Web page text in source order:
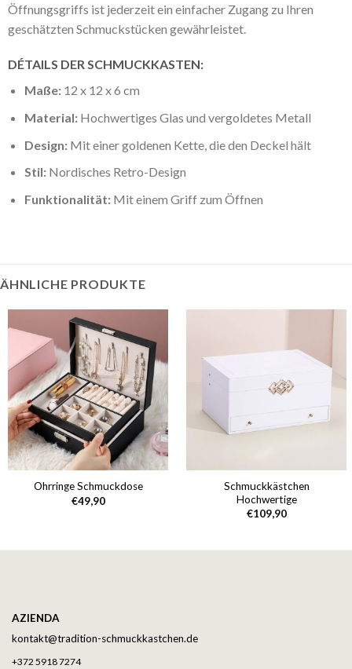
Öffnungsgriffs ist jederzeit ein einfacher Zugang zu Ihren
geschätzten Schmuckstücken gewährleistet.
DÉTAILS DER SCHMUCKKASTEN:
Maße:12 x 12 x 6 cm
Material:Hochwertiges Glas und vergoldetes Metall
Design:Mit einer goldenen Kette, die den Deckel hält
Stil:Nordisches Retro-Design
Funktionalität:Mit einem Griff zum Öffnen
ÄHNLICHE PRODUKTE
Ohrringe Schmuckdose
€49,90
Schmuckkästchen
Hochwertige
€109,90
AZIENDA
kontakt@tradition-schmuckkastchen.de
+372 5918 7274